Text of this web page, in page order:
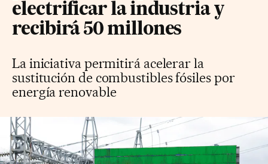
electrificar la industria y
recibirá 50 millones
La iniciativa permitirá acelerar la
sustitución de combustibles fósiles por
energía renovable